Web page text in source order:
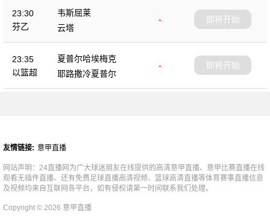
23:30
芬乙
韦斯屈莱
-
云塔
即将开始
23:35
以篮超
夏普尔哈埃梅克
-
耶路撒冷夏普尔
即将开始
友情链接: 意甲直播
网站声明：24直播网为广大球迷朋友在线提供的高清意甲直播、意甲比赛直播在线
观看无插件直播、还有免费足球直播高清视频、篮球高清直播等体育赛事直播信息
及视频均来自互联网各平台，如有侵权请第一时间联系我们处理。
Copyright © 2026 意甲直播